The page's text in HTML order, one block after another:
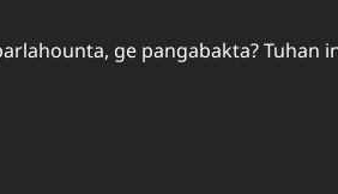
ge pangabakta? Tuhan